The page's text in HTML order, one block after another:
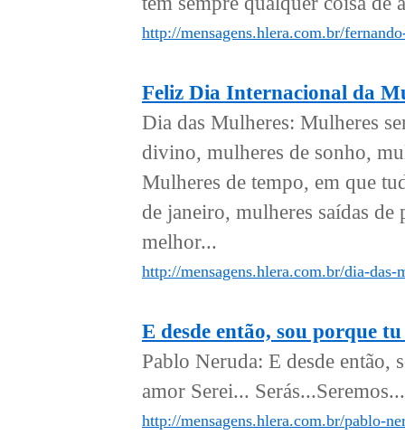
http://mensagens.hlera.com.br/
Feliz Dia Internacional da
Dia das Mulheres: Mulheres
divino, mulheres de sonho,
Mulheres de tempo, em que
de janeiro, mulheres saídas
melhor...
http://mensagens.hlera.com.br/dia-
E desde então, sou porque tu
Pablo Neruda: E desde então,
amor Serei...
http://mensagens.hlera.com.br/pablo-